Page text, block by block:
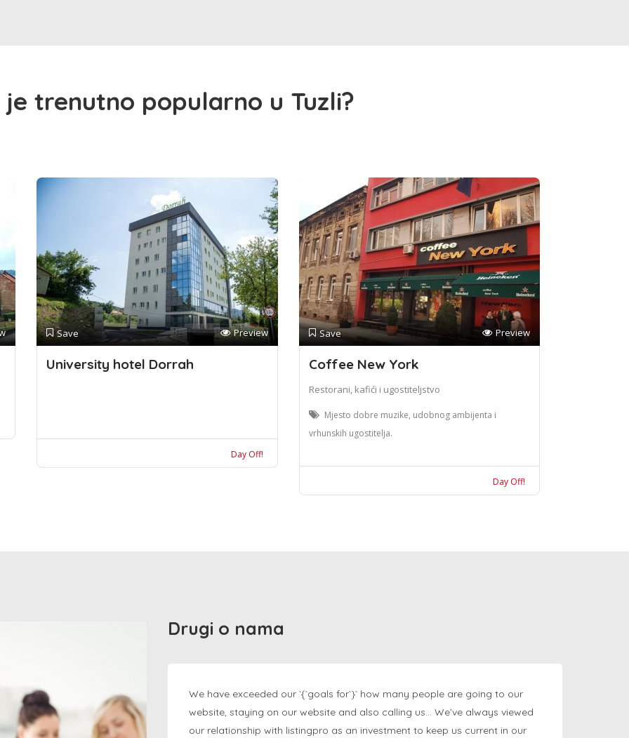
je trenutno popularno u Tuzli?
Save Preview
University hotel Dorrah
Day Off!
Save Preview
Coffee New York
Restorani, kafići i ugostiteljstvo
Mjesto dobre muzike, udobnog ambijenta i
vrhunskih ugostitelja.
Day Off!
Drugi o nama
We have exceeded our `{`goals for`}` how many people are going to our
website, staying on our website and also calling us… We’ve always viewed
our relationship with listingpro as an investment to keep us current in our